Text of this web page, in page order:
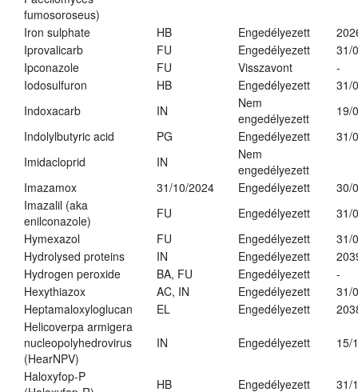
fumosoroseus)
Iron sulphate HB Engedélyezett
Iprovalicarb
FU Engedélyezett
31/
Ipconazole
FU Visszavont
-
Iodosulfuron
HB Engedélyezett
31/
Indoxacarb
IN
Nem
engedélyezett
19/
Indolylbutyric acid
PG Engedélyezett
31/
Imidacloprid
IN
Nem
engedélyezett
Imazamox
31/10/2024 Engedélyezett
30/
Imazalil (aka
enilconazole)
FU Engedélyezett
31/
Hymexazol
FU Engedélyezett
31/
Hydrolysed proteins
IN Engedélyezett
Hydrogen peroxide
BA, FU Engedélyezett
-
Hexythiazox
AC, IN Engedélyezett
31/
Heptamaloxyloglucan
EL Engedélyezett
Helicoverpa armigera
nucleopolyhedrovirus
(HearNPV)
IN Engedélyezett 15/
Haloxyfop-P
HB Engedélyezett
31/